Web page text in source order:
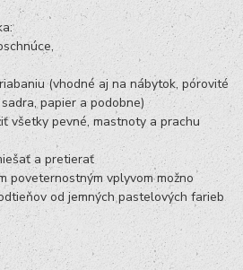
(vhodné aj na nábytok, pórovité
papier a podobne)
všetky pevné, mastnoty a prachu
a pretierať
poveternostným vplyvom možno
od jemných pastelových farieb